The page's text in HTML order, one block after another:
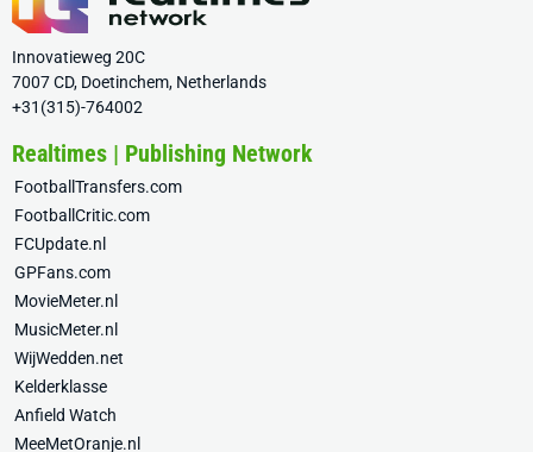
Innovatieweg 20C
7007 CD, Doetinchem, Netherlands
+31(315)-764002
Realtimes | Publishing Network
FootballTransfers.com
FootballCritic.com
FCUpdate.nl
GPFans.com
MovieMeter.nl
MusicMeter.nl
WijWedden.net
Kelderklasse
Anfield Watch
MeeMetOranje.nl